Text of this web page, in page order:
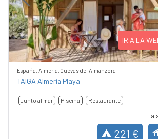
Previous
IR A LA
España, Almería, Cuevas del Almanzora
TAIGA Almeria Playa
Junto al mar Piscina Restaurante
La
221 €